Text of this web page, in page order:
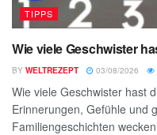
TIPPS
Wie viele Geschwister
BY WELTREZEPT 03/08/2026
Wie viele Geschwister hast
Erinnerungen, Gefühle und
Familiengeschichten